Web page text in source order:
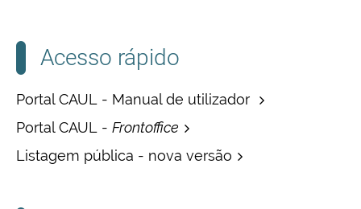
Acesso rápido
Portal CAUL - Manual de utilizador
Portal CAUL - Frontoffice
Listagem pública - nova versão